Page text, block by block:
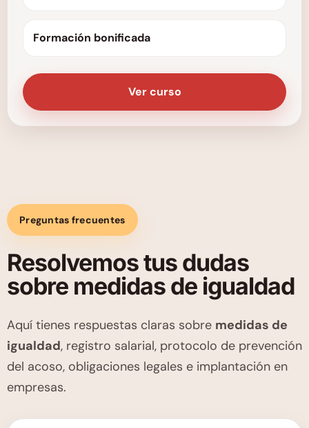
Formación bonificada
Ver curso
Preguntas frecuentes
Resolvemos tus dudas
sobre medidas de igualdad
Aquí tienes respuestas claras sobre medidas de
igualdad, registro salarial, protocolo de prevención
del acoso, obligaciones legales e implantación en
empresas.